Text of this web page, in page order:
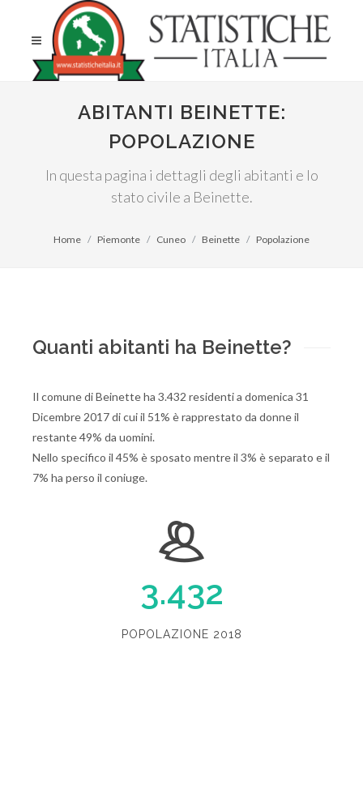
ABITANTI BEINETTE:
POPOLAZIONE
In questa pagina i dettagli degli abitanti e lo
stato civile a Beinette.
Home Piemonte Cuneo Beinette Popolazione
Quanti abitanti ha Beinette?
Il comune di Beinette ha 3.432 residenti a domenica 31
Dicembre 2017 di cui il 51% è rapprestato da donne il
restante 49% da uomini.
Nello specifico il 45% è sposato mentre il 3% è separato e il
7% ha perso il coniuge.
3.432
POPOLAZIONE 2018